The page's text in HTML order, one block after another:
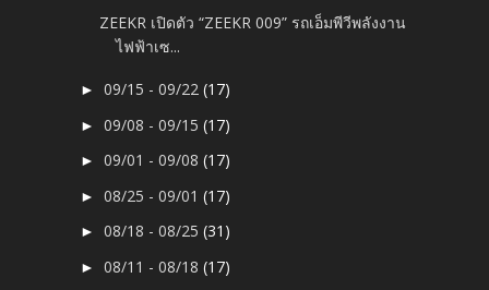
ZEEKR เปิดตัว “ZEEKR 009” รถเอ็มพีวีพลังงาน
ไฟฟ้าเซ...
►09/15 - 09/22(17)
►09/08 - 09/15(17)
►09/01 - 09/08(17)
►08/25 - 09/01(17)
►08/18 - 08/25(31)
►08/11 - 08/18(17)